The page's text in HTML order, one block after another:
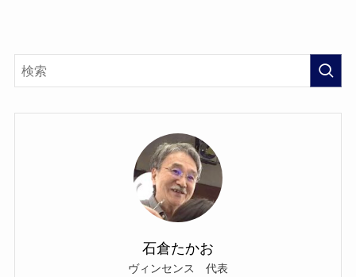
石倉たかお
ヴィンセンス 代表